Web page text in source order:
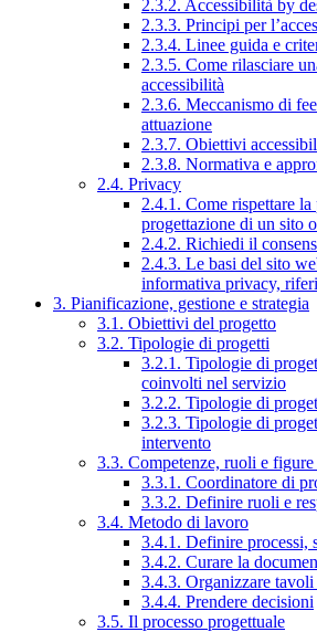
2.3.2. Accessibilità by
2.3.3. Principi per
2.3.4. Linee guida e
2.3.5. Come rilasciare
accessibilità
2.3.6. Meccanismo di
attuazione
2.3.7. Obiettivi
2.3.8. Normativa e
2.4. Privacy
2.4.1. Come rispettare
progettazione di un sito
2.4.2. Richiedi il
2.4.3. Le basi del sito
informativa privacy,
3. Pianificazione, gestione e strategia
3.1. Obiettivi del progetto
3.2. Tipologie di progetti
3.2.1. Tipologie di
coinvolti nel servizio
3.2.2. Tipologie di
3.2.3. Tipologie di
intervento
3.3. Competenze, ruoli e
3.3.1. Coordinatore di
3.3.2. Definire ruoli e
3.4. Metodo di lavoro
3.4.1. Definire processi,
3.4.2. Curare la
3.4.3. Organizzare
3.4.4. Prendere decisioni
3.5. Il processo progettuale